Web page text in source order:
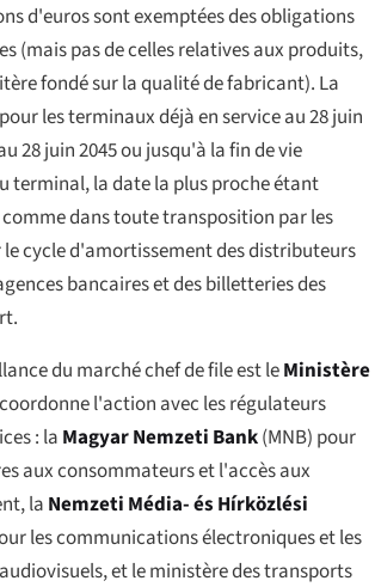
d'euros sont exemptées des obligations
(mais pas de celles relatives aux produits,
fondé sur la qualité de fabricant). La
les terminaux déjà en service au 28 juin
28 juin 2045 ou jusqu'à la fin de vie
terminal, la date la plus proche étant
dans toute transposition par les
le cycle d'amortissement des distributeurs
bancaires et des billetteries des
du marché chef de file est leMinistère
l'action avec les régulateurs
: la Magyar Nemzeti Bank(MNB) pour
aux consommateurs et l'accès aux
la Nemzeti Média- és Hírközlési
les communications électroniques et les
et le ministère des transports